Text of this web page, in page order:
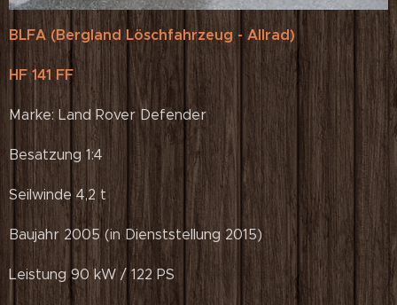
BLFA (Bergland Löschfahrzeug - Allrad)
HF 141 FF
Marke: Land Rover Defender
Besatzung 1:4
Seilwinde 4,2 t
Baujahr 2005 (in Dienststellung 2015)
Leistung 90 kW / 122 PS